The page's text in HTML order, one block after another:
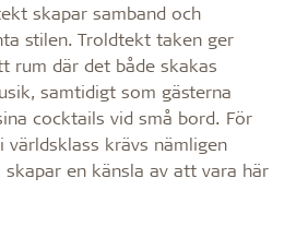
skapar samband och
stilen. Troldtekt taken ger
rum där det både skakas
samtidigt som gästerna
cocktails vid små bord. För
krävs nämligen
en känsla av att vara här